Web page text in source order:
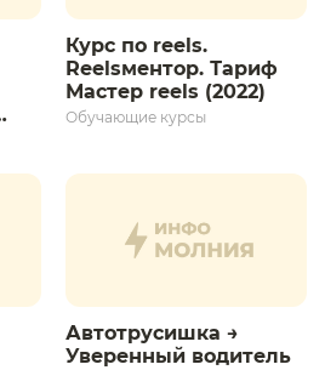
Курс по reels.
Reelsментор. Тариф
Мастер reels (2022)
Обучающие курсы
Автотрусишка →
Уверенный водитель​